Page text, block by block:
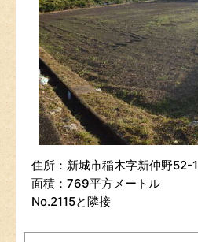
住所：新城市稲木字新仲野52-1
面積：769平方メートル
No.2115と隣接